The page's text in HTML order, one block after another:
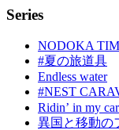
Series
NODOKA
#夏の旅道具
Endless water
#NEST
Ridinʼ in my car
異国と移動の